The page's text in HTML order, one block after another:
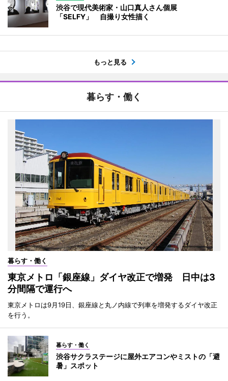
渋谷で現代美術家・山口真人さん個展
「SELFY」 自撮り女性描く
もっと見る
暮らす・働く
暮らす・働く
東京メトロ「銀座線」ダイヤ改正で増発 日中は3
分間隔で運行へ
東京メトロは9月19日、銀座線と丸ノ内線で列車を増発するダイヤ改正
を行う。
暮らす・働く
渋谷サクラステージに屋外エアコンやミストの「避
暑」スポット